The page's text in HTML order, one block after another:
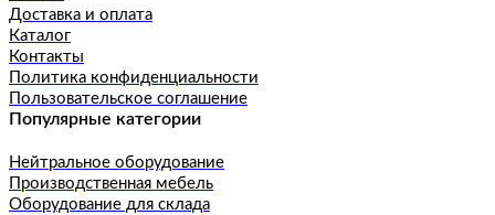
Доставка и оплата
Каталог
Контакты
Политика конфиденциальности
Пользовательское соглашение
Популярные категории
Нейтральное оборудование
Производственная мебель
Оборудование для склада